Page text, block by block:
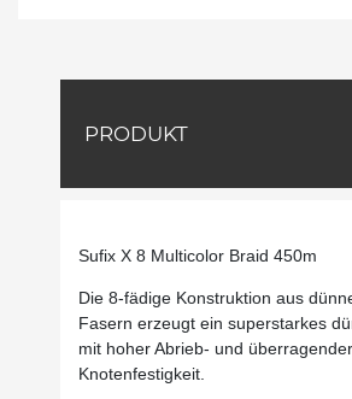
PRODUKT
Sufix X 8 Multicolor Braid 450m
Die 8-fädige Konstruktion aus
Fasern erzeugt ein superstarkes
mit hoher Abrieb- und überragender
Knotenfestigkeit.